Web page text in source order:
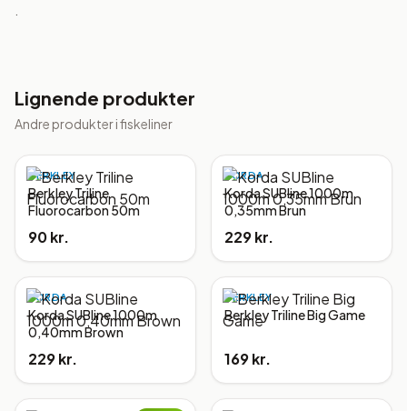
Lignende produkter
Andre produkter ifiskeliner
BERKLEY
Berkley Triline
Fluorocarbon 50m
90 kr.
KORDA
Korda SUBline 1000m
0,35mm Brun
229 kr.
KORDA
Korda SUBline 1000m
0,40mm Brown
229 kr.
BERKLEY
Berkley Triline Big Game
169 kr.